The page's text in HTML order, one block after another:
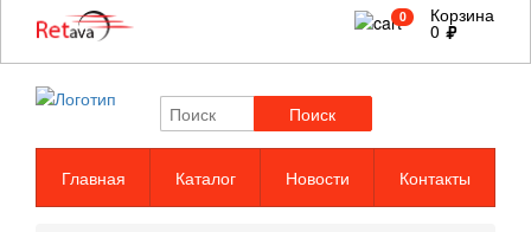
Поиск
Главная Каталог Новости Контакты
0 Корзина
0